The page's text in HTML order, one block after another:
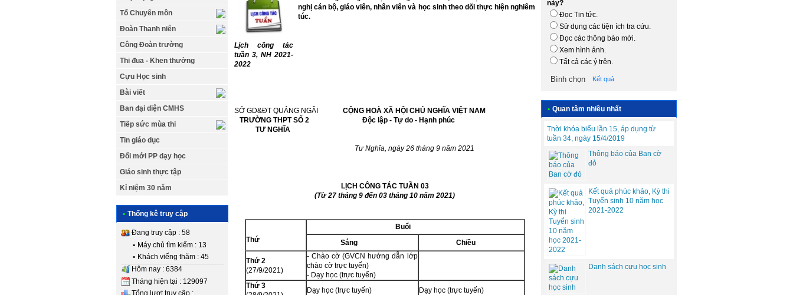
Tổ Chuyên môn
Đoàn Thanh niên
Công Đoàn trường
Thi đua - Khen thưởng
Cựu Học sinh
Bài viết
Ban đại diện CMHS
Tiếp sức mùa thi
Tin giáo dục
Đổi mới PP dạy học
Giáo sinh thực tập
Kỉ niệm 30 năm
• Thống kê truy cập
Đang truy cập : 58
• Máy chủ tìm kiếm : 13
• Khách viếng thăm : 45
Hôm nay : 6384
Tháng hiện tại : 129097
Lịch công tác
tuần 3, NH 2021-
2022
nghị cán bộ, giáo viên, nhân viên và học sinh theo dõi thực hiện nghiêm
túc.
SỞ GD&ĐT QUẢNG NGÃI CỘNG HOÀ XÃ HỘI CHỦ NGHĨA VIỆT NAM
TRƯỜNG THPT SỐ 2 Độc lập - Tự do - Hạnh phúc
TƯ NGHĨA
Tư Nghĩa, ngày 26 tháng 9 năm 2021
LỊCH CÔNG TÁC TUẦN 03
(Từ 27 tháng 9 đến 03 tháng 10 năm 2021)
Thứ
Buổi
Sáng
Chiều
Thứ 2
(27/9/2021)
- Chào cờ (GVCN hướng dẫn lớp
chào cờ trực tuyến)
- Dạy học (trực tuyến)
Thứ 3
Dạy học (trực tuyến)
Dạy học (trực tuyến)
này?
Đọc Tin tức.
Sử dụng các tiện ích tra cứu.
Đọc các thông báo mới.
Xem hình ảnh.
Tất cả các ý trên.
Kết quả
• Quan tâm nhiều nhất
Thời khóa biểu lần 15, áp dụng từ
tuần 34, ngày 15/4/2019
Thông báo của Ban cờ
đỏ
Kết quả phúc khảo, Kỳ thi
Tuyển sinh 10 năm học
2021-2022
Danh sách cựu học sinh